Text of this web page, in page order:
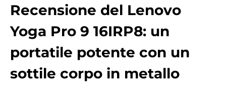
Recensione del Lenovo
Yoga Pro 9 16IRP8: un
portatile potente con un
sottile corpo in metallo